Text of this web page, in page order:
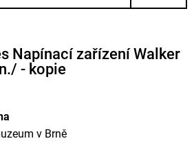
Napínací zařízení Walker
- kopie
v Brně